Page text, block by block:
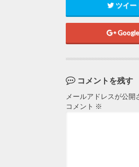
ツイー
コメントを残す
メールアドレスが公開
コメント ※